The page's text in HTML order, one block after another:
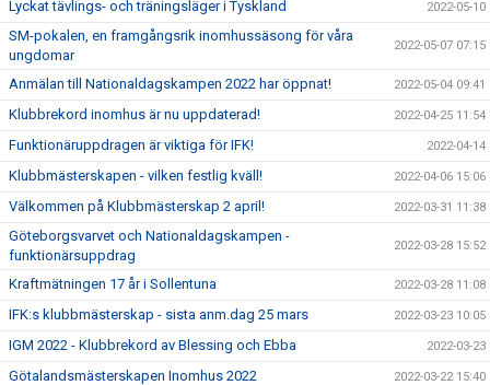
Lyckat tävlings- och träningsläger i Tyskland 2022-05-10
SM-pokalen, en framgångsrik inomhussäsong för våra
ungdomar
2022-05-07 07:15
Anmälan till Nationaldagskampen 2022 har öppnat! 2022-05-04 09:41
Klubbrekord inomhus är nu uppdaterad! 2022-04-25 11:54
Funktionäruppdragen är viktiga för IFK! 2022-04-14
Klubbmästerskapen - vilken festlig kväll! 2022-04-06 15:06
Välkommen på Klubbmästerskap 2 april! 2022-03-31 11:38
Göteborgsvarvet och Nationaldagskampen -
funktionärsuppdrag
2022-03-28 15:52
Kraftmätningen 17 år i Sollentuna 2022-03-28 11:08
IFK:s klubbmästerskap - sista anm.dag 25 mars 2022-03-23 10:05
IGM 2022 - Klubbrekord av Blessing och Ebba 2022-03-23
Götalandsmästerskapen Inomhus 2022 2022-03-22 15:40